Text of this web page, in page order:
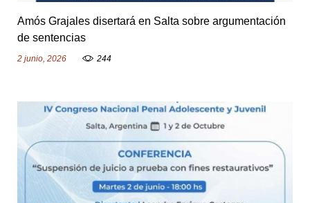
Amós Grajales disertará en Salta sobre argumentación
de sentencias
2 junio, 2026 244